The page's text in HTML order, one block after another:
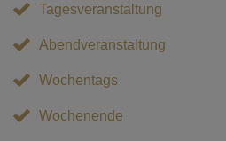
Tagesveranstaltung
Abendveranstaltung
Wochentags
Wochenende